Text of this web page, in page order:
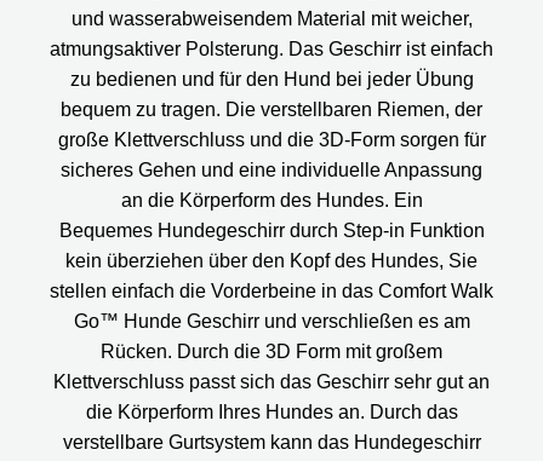
und wasserabweisendem Material mit weicher,
atmungsaktiver Polsterung. Das Geschirr ist einfach
zu bedienen und für den Hund bei jeder Übung
bequem zu tragen. Die verstellbaren Riemen, der
große Klettverschluss und die 3D-Form sorgen für
sicheres Gehen und eine individuelle Anpassung
an die Körperform des Hundes. Ein
Bequemes Hundegeschirr durch Step-in Funktion
kein überziehen über den Kopf des Hundes, Sie
stellen einfach die Vorderbeine in das Comfort Walk
Go™ Hunde Geschirr und verschließen es am
Rücken. Durch die 3D Form mit großem
Klettverschluss passt sich das Geschirr sehr gut an
die Körperform Ihres Hundes an. Durch das
verstellbare Gurtsystem kann das Hundegeschirr